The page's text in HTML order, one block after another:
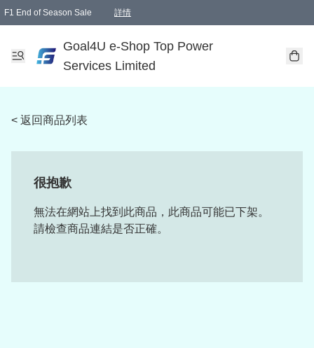
F1 End of Season Sale 詳情
Goal4U e-Shop Top Power
Services Limited
< 返回商品列表
很抱歉
無法在網站上找到此商品，此商品可能已下架。
請檢查商品連結是否正確。